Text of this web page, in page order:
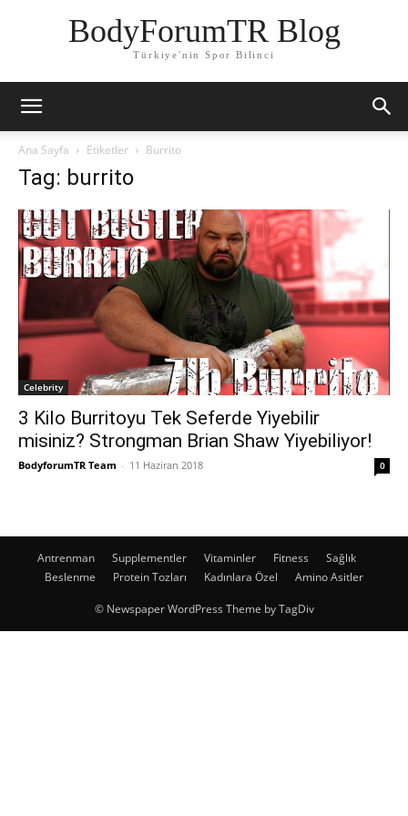
BodyForumTR Blog
Türkiye'nin Spor Bilinci
Ana Sayfa Etiketler Burrito
Tag: burrito
Celebrity
3 Kilo Burritoyu Tek Seferde Yiyebilir
misiniz? Strongman Brian Shaw Yiyebiliyor!
BodyforumTR Team - 11 Haziran 2018 0
Antrenman Supplementler Vitaminler Fitness
Sağlık
Beslenme
Protein Tozları Kadınlara Özel Amino Asitler
© Newspaper WordPress Theme by TagDiv